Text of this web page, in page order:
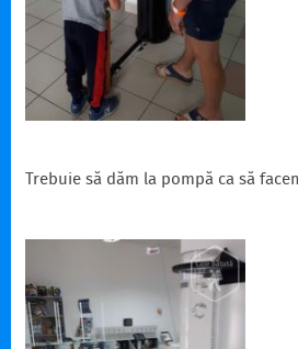
Trebuie să dăm la pompă ca să